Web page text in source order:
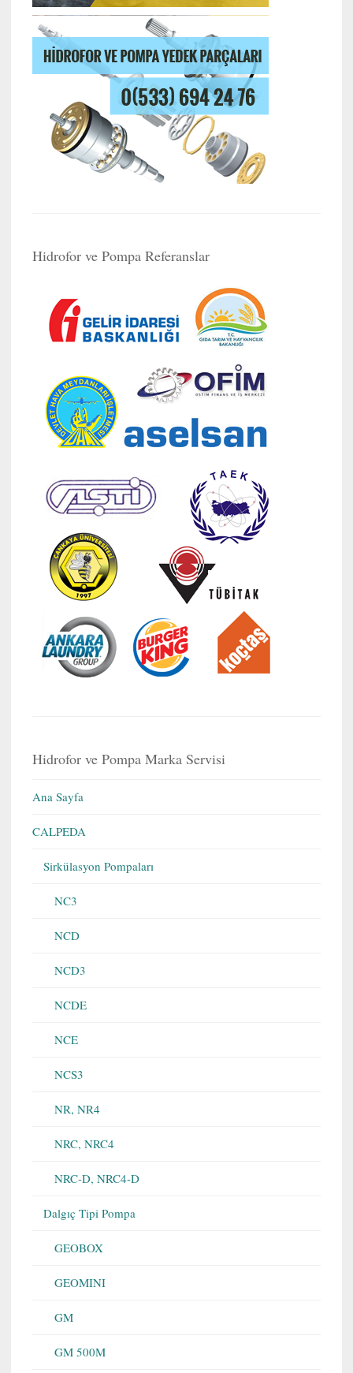
Hidrofor ve Pompa Referanslar
Hidrofor ve Pompa Marka Servisi
Ana Sayfa
CALPEDA
Sirkülasyon Pompaları
NC3
NCD
NCD3
NCDE
NCE
NCS3
NR, NR4
NRC, NRC4
NRC-D, NRC4-D
Dalgıç Tipi Pompa
GEOBOX
GEOMINI
GM
GM 500M